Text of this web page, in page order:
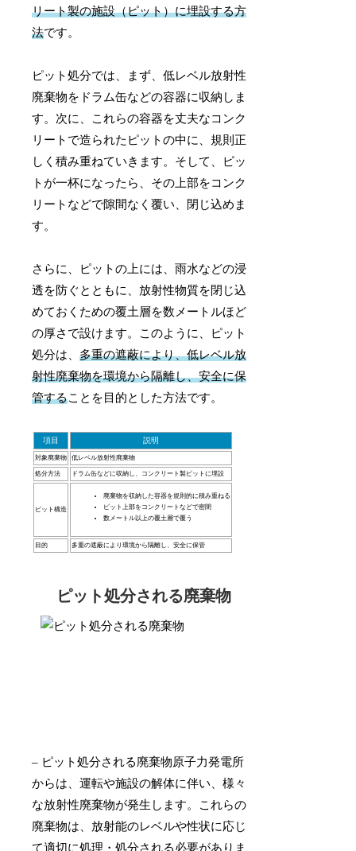
リート製の施設（ピット）に埋設する方
法です。
ピット処分では、まず、低レベル放射性
廃棄物をドラム缶などの容器に収納しま
す。次に、これらの容器を丈夫なコンク
リートで造られたピットの中に、規則正
しく積み重ねていきます。そして、ピッ
トが一杯になったら、その上部をコンク
リートなどで隙間なく覆い、閉じ込めま
す。
さらに、ピットの上には、雨水などの浸
透を防ぐとともに、放射性物質を閉じ込
めておくための覆土層を数メートルほど
の厚さで設けます。このように、ピット
処分は、多重の遮蔽により、低レベル放
射性廃棄物を環境から隔離し、安全に保
管することを目的とした方法です。
項目 説明
対象廃棄物 低レベル放射性廃棄物
処分方法 ドラム缶などに収納し、コンクリート製ピットに埋設
ピット構造
廃棄物を収納した容器を規則的に積み重ねる
ピット上部をコンクリートなどで密閉
数メートル以上の覆土層で覆う
目的 多重の遮蔽により環境から隔離し、安全に保管
ピット処分される廃棄物
– ピット処分される廃棄物原子力発電所
からは、運転や施設の解体に伴い、様々
な放射性廃棄物が発生します。これらの
廃棄物は、放射能のレベルや性状に応じ
て適切に処理・処分される必要がありま